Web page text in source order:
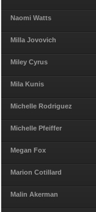
Naomi Watts
Milla Jovovich
Miley Cyrus
Mila Kunis
Michelle Rodriguez
Michelle Pfeiffer
Megan Fox
Marion Cotillard
Malin Akerman